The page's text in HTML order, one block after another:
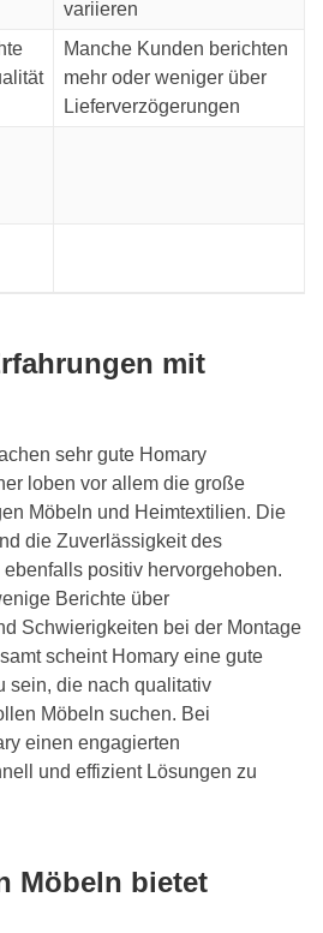
variieren
Manche Kunden berichten
mehr oder weniger über
Lieferverzögerungen
mit
sehr gute Homary
loben vor allem die große
Möbeln und Heimtextilien. Die
die Zuverlässigkeit des
positiv hervorgehoben.
Berichte über
Schwierigkeiten bei der Montage
scheint Homary eine gute
sein, die nach qualitativ
Möbeln suchen. Bei
einen engagierten
und effizient Lösungen zu
Möbeln bietet